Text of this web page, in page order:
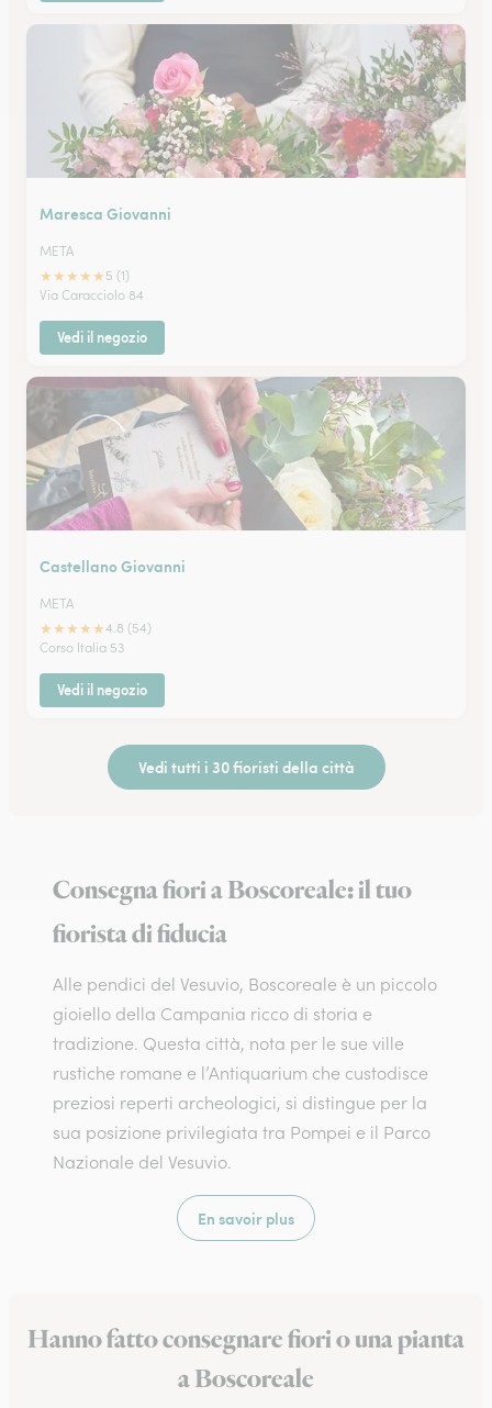
Maresca Giovanni
META
★★★★★ 5 (1)
Via Caracciolo 84
Vedi il negozio
Castellano Giovanni
META
★★★★★4.8 (54)
Corso Italia 53
Vedi il negozio
Vedi tutti i 30 fioristi della città
Consegna fiori a Boscoreale: il tuo
fiorista di fiducia
Alle pendici del Vesuvio, Boscoreale è un piccolo
gioiello della Campania ricco di storia e
tradizione. Questa città, nota per le sue ville
rustiche romane e l’Antiquarium che custodisce
preziosi reperti archeologici, si distingue per la
sua posizione privilegiata tra Pompei e il Parco
Nazionale del Vesuvio.
En savoir plus
Hanno fatto consegnare fiori o una pianta
a Boscoreale